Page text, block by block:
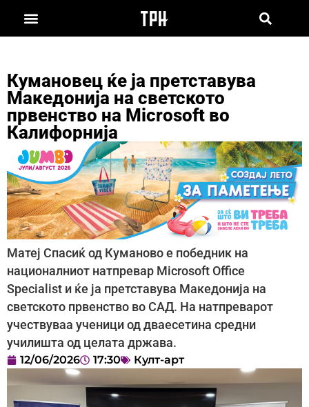
Кумановец ќе ја претставува
Македонија на светското
првенство на Microsoft во
Калифорнија
Матеј Спасиќ од Куманово е победник на
националниот натпревар Microsoft Office
Specialist и ќе ја претставува Македонија на
светското првенство во САД. На натпреварот
учествуваа ученици од дваесетина средни
училишта од целата држава.
12/06/2026 17:30 Култ-арт